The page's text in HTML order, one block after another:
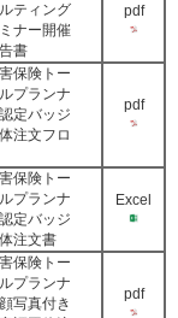
ティング
ナー開催
書
pdf
保険トー
プランナ
定バッジ
注文フロ
pdf
保険トー
プランナ
定バッジ
注文書
Excel
保険トー
プランナ
写真付き
pdf